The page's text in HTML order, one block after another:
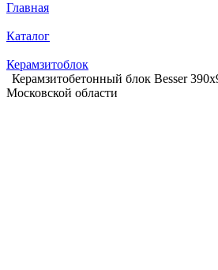
Главная
Каталог
Керамзитоблок
Керамзитобетонный блок Besser
Московской области